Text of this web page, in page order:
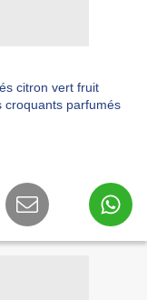
citron vert fruit
croquants parfumés